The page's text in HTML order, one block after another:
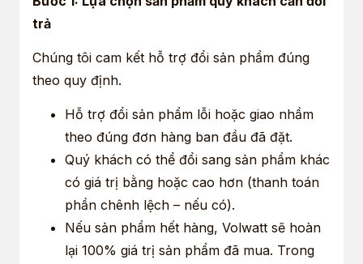
trả
Chúng tôi cam kết hỗ trợ đổi sản phẩm đúng
theo quy định.
Hỗ trợ đổi sản phẩm lỗi hoặc giao nhầm
theo đúng đơn hàng ban đầu đã đặt.
Quý khách có thể đổi sang sản phẩm khác
có giá trị bằng hoặc cao hơn (thanh toán
phần chênh lệch – nếu có).
Nếu sản phẩm hết hàng, Volwatt sẽ hoàn
lại 100% giá trị sản phẩm đã mua. Trong